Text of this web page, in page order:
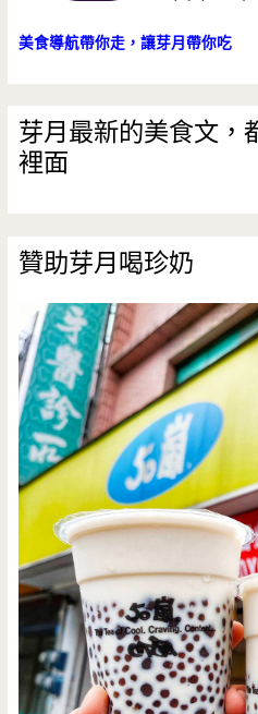
美食導航帶你走，讓芽月帶你吃
芽月最新的美食文，
裡面
贊助芽月喝珍奶